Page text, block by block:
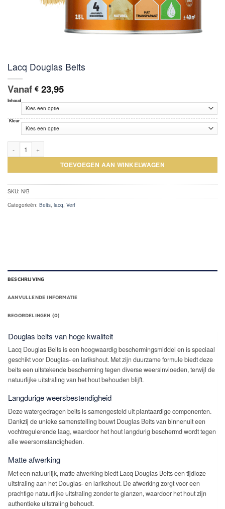
Lacq Douglas Beits
Vanaf € 23,95
Inhoud
Kleur
TOEVOEGEN AAN WINKELWAGEN
SKU: N/B
Categorieën: Beits lacq Verf
BESCHRIJVING
AANVULLENDE INFORMATIE
BEOORDELINGEN (0)
Douglas beits van hoge kwaliteit
Lacq Douglas Beits is een hoogwaardig beschermingsmiddel en is speciaal
geschikt voor Douglas- en larikshout. Met zijn duurzame formule biedt deze
beits een uitstekende bescherming tegen diverse weersinvloeden, terwijl de
natuurlijke uitstraling van het hout behouden blijft.
Langdurige weersbestendigheid
Deze watergedragen beits is samengesteld uit plantaardige componenten.
Dankzij de unieke samenstelling bouwt Douglas Beits van binnenuit een
vochtregulerende laag, waardoor het hout langdurig beschermd wordt tegen
alle weersomstandigheden.
Matte afwerking
Met een natuurlijk, matte afwerking biedt Lacq Douglas Beits een tijdloze
uitstraling aan het Douglas- en larikshout. De afwerking zorgt voor een
prachtige natuurlijke uitstraling zonder te glanzen, waardoor het hout zijn
authentieke uitstraling behoudt.